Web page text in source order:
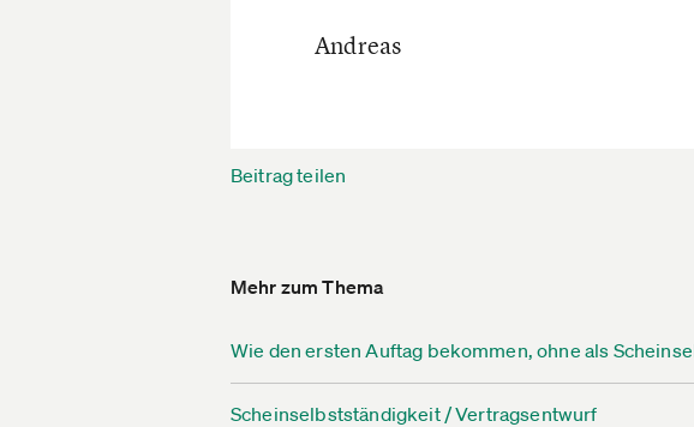
Andreas
Beitrag teilen
Mehr zum Thema
Wie den ersten Auftag bekommen, ohne als
Scheinselbstständigkeit / Vertragsentwurf